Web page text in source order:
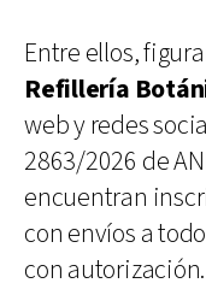
Entre ellos,
Refillería
web y redes
2863/2026 de
encuentran
con envíos a
con autorización.